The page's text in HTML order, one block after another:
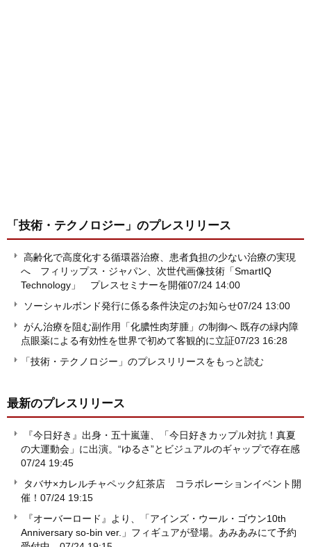
「技術・テクノロジー」 のプレスリリース
高齢化で高度化する循環器治療、患者負担の少ない治療の実現
へ フィリップス・ジャパン、次世代画像技術「SmartIQ
Technology」 プレスセミナーを開催07/24 14:00
ソーシャルボンド発行に係る条件決定のお知らせ07/24 13:00
がん治療を阻む副作用「化膿性肉芽腫」の制御へ 既存の緑内障
点眼薬による有効性を世界で初めて客観的に立証07/23 16:28
「技術・テクノロジー」のプレスリリースをもっと読む
最新のプレスリリース
『今日好き』出身・五十嵐蓮、「今日好きカップル対抗！真夏
の大運動会」に出演。“ゆるさ”とビジュアルのギャップで存在感
07/24 19:45
タバサ×カレルチャペック紅茶店 コラボレーションイベント開
催！ 07/24 19:15
『オーバーロード』より、「アインズ・ウール・ゴウン10th
Anniversary so-bin ver.」フィギュアが登場。あみあみにて予約